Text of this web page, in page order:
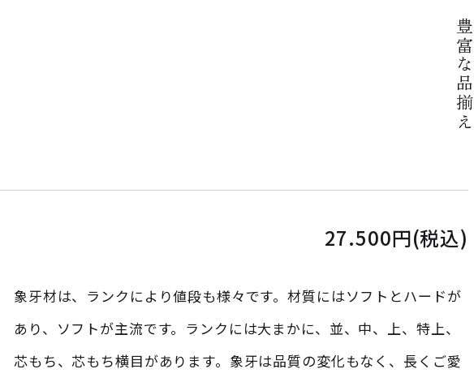
豊富な品揃え
27.500円(税込)
象牙材は、ランクにより値段も様々です。材質にはソフトとハードが
あり、ソフトが主流です。ランクには大まかに、並、中、上、特上、
芯もち、芯もち横目があります。象牙は品質の変化もなく、長くご愛